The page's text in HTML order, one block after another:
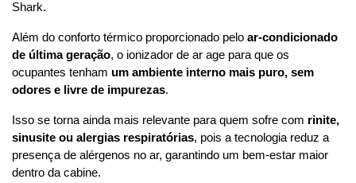
Shark.
Além do conforto térmico proporcionado pelo ar-condicionado
de última geração, o ionizador de ar age para que os
ocupantes tenham um ambiente interno mais puro, sem
odores e livre de impurezas.
Isso se torna ainda mais relevante para quem sofre com rinite,
sinusite ou alergias respiratórias, pois a tecnologia reduz a
presença de alérgenos no ar, garantindo um bem-estar maior
dentro da cabine.